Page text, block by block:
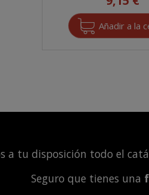
a tu disposición todo el
Seguro que tienes una